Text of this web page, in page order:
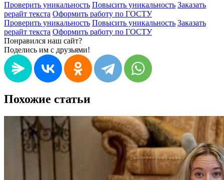
Проверить уникальность Повысить уникальность Заказать
рерайт текста Оформить работу по ГОСТУ
Проверить уникальность Повысить уникальность Заказать
рерайт текста Оформить работу по ГОСТУ
Понравился наш сайт?
Поделись им с друзьями!
Похожие статьи